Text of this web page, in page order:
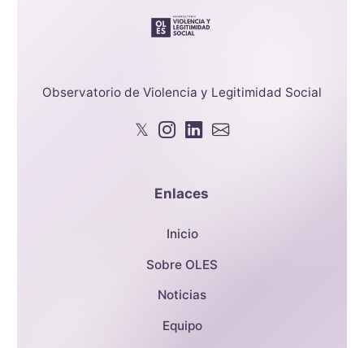
Observatorio de Violencia y Legitimidad Social
𝕏
Enlaces
Inicio
Sobre OLES
Noticias
Equipo